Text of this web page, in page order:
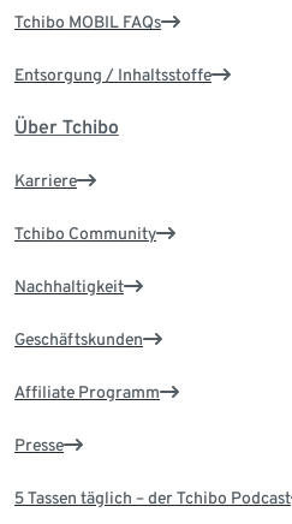
Tchibo MOBIL FAQs
Entsorgung / Inhaltsstoffe
Über Tchibo
Karriere
Tchibo Community
Nachhaltigkeit
Geschäftskunden
Affiliate Programm
Presse
5 Tassen täglich – der Tchibo Podcast